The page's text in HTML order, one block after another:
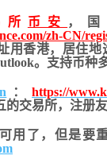
币安
，
zh-CN/
用香港，居住地
。支持币种
：https://
交易所，注册友
用了，但是要